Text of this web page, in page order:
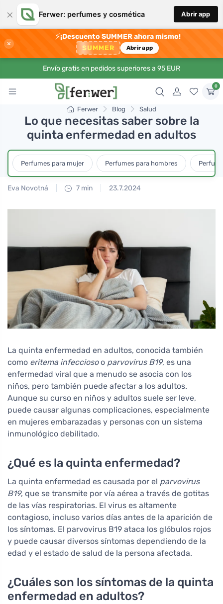
× Ferwer: perfumes y cosmética Abrir app
×
⚡¡Descuento SUMMER ahora mismo!
SUMMER Abrir app
Envío gratis en pedidos superiores a 95 EUR
0
Ferwer Blog Salud
Lo que necesitas saber sobre la
quinta enfermedad en adultos
Perfumes para mujer Perfumes para hombres
Eva Novotná 7 min 23.7.2024
La quinta enfermedad en adultos, conocida también
como eritema infecciosoo parvovirus B19, es una
enfermedad viral que a menudo se asocia con los
niños, pero también puede afectar a los adultos.
Aunque su curso en niños y adultos suele ser leve,
puede causar algunas complicaciones, especialmente
en mujeres embarazadas y personas con un sistema
inmunológico debilitado.
¿Qué es la quinta enfermedad?
La quinta enfermedad es causada por el parvovirus
B19, que se transmite por vía aérea a través de gotitas
de las vías respiratorias. El virus es altamente
contagioso, incluso varios días antes de la aparición de
los síntomas. El parvovirus B19 ataca los glóbulos rojos
y puede causar diversos síntomas dependiendo de la
edad y el estado de salud de la persona afectada.
¿Cuáles son los síntomas de la quinta
enfermedad en adultos?